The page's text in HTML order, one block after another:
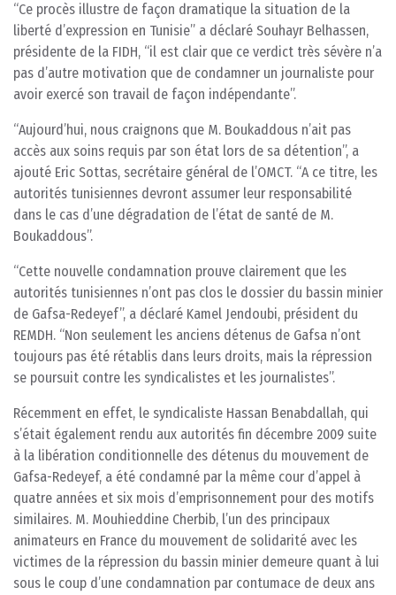
“Ce procès illustre de façon dramatique la situation de la
liberté d’expression en Tunisie” a déclaré Souhayr Belhassen,
présidente de la FIDH, “il est clair que ce verdict très sévère n’a
pas d’autre motivation que de condamner un journaliste pour
avoir exercé son travail de façon indépendante”.
“Aujourd’hui, nous craignons que M. Boukaddous n’ait pas
accès aux soins requis par son état lors de sa détention”, a
ajouté Eric Sottas, secrétaire général de l’OMCT. “A ce titre, les
autorités tunisiennes devront assumer leur responsabilité
dans le cas d’une dégradation de l’état de santé de M.
Boukaddous”.
“Cette nouvelle condamnation prouve clairement que les
autorités tunisiennes n’ont pas clos le dossier du bassin minier
de Gafsa-Redeyef”, a déclaré Kamel Jendoubi, président du
REMDH. “Non seulement les anciens détenus de Gafsa n’ont
toujours pas été rétablis dans leurs droits, mais la répression
se poursuit contre les syndicalistes et les journalistes”.
Récemment en effet, le syndicaliste Hassan Benabdallah, qui
s’était également rendu aux autorités fin décembre 2009 suite
à la libération conditionnelle des détenus du mouvement de
Gafsa-Redeyef, a été condamné par la même cour d’appel à
quatre années et six mois d’emprisonnement pour des motifs
similaires. M. Mouhieddine Cherbib, l’un des principaux
animateurs en France du mouvement de solidarité avec les
victimes de la répression du bassin minier demeure quant à lui
sous le coup d’une condamnation par contumace de deux ans